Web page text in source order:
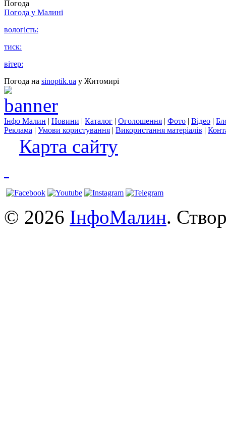
Погода
Погода у Малині
вологість:
тиск:
вітер:
Погода на sinoptik.ua у Житомирі
Інфо Малин | Новини | Каталог | Оголошення | Фото | Відео |
Реклама | Умови користування | Використання матеріалів |
Карта сайту
© 2026 ІнфоМалин.